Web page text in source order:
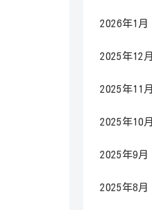
2026年1月
2025年12月
2025年11月
2025年10月
2025年9月
2025年8月